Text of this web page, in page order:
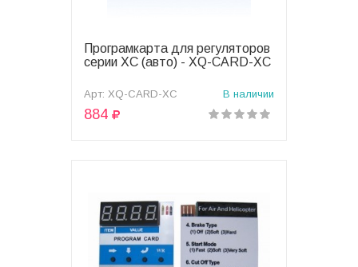
В корзину
Програмкарта для регуляторов
серии XC (авто) - XQ-CARD-XC
Арт: XQ-CARD-XC В наличии
884